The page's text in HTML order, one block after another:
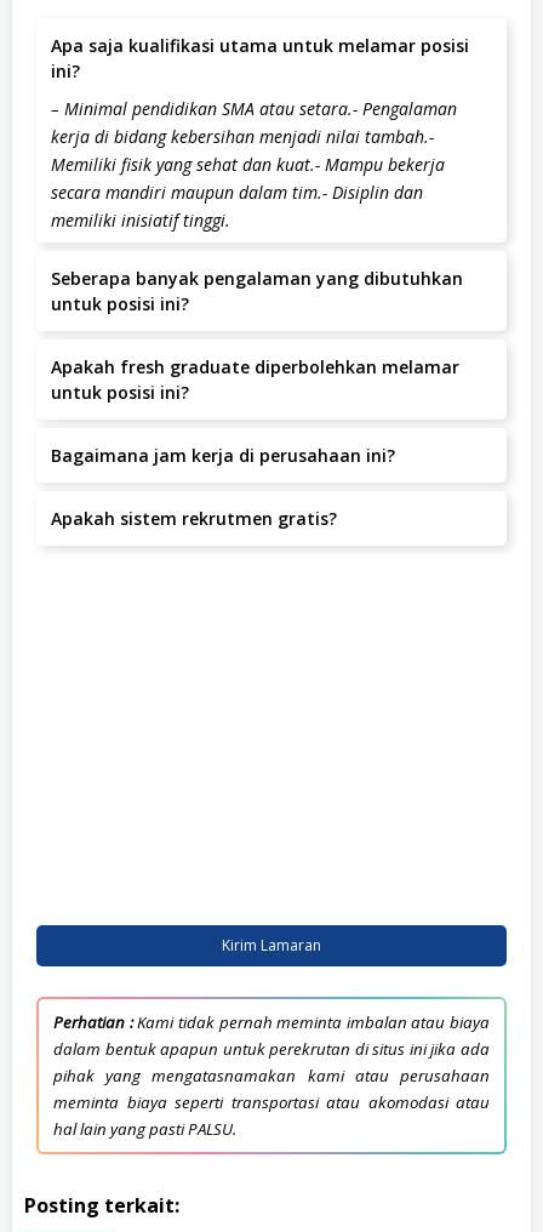
Apa saja kualifikasi utama untuk melamar posisi
ini?
– Minimal pendidikan SMA atau setara.- Pengalaman
kerja di bidang kebersihan menjadi nilai tambah.-
Memiliki fisik yang sehat dan kuat.- Mampu bekerja
secara mandiri maupun dalam tim.- Disiplin dan
memiliki inisiatif tinggi.
Seberapa banyak pengalaman yang dibutuhkan
untuk posisi ini?
Apakah fresh graduate diperbolehkan melamar
untuk posisi ini?
pengalaman.
Bagaimana jam kerja di perusahaan ini?
Apakah sistem rekrutmen gratis?
Kirim Lamaran
Perhatian :Kami tidak pernah meminta imbalan atau biaya
dalam bentuk apapun untuk perekrutan di situs ini jika ada
pihak yang mengatasnamakan kami atau perusahaan
meminta biaya seperti transportasi atau akomodasi atau
hal lain yang pasti PALSU.
Posting terkait: